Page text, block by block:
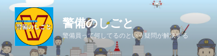
ン
ツ
警備のしごと
警備員って何してるのという疑問が解決する